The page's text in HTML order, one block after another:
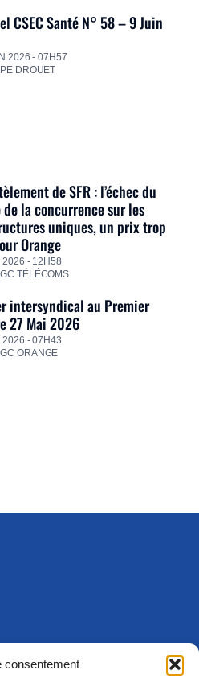
consentement
CSEC Santé N° 58 – 9 Juin
2026 - 07H57
DROUET
de SFR : l’échec du
de la concurrence sur les
uniques, un prix trop
Orange
2026 - 12H58
TÉLÉCOMS
intersyndical au Premier
27 Mai 2026
2026 - 07H43
ORANGE
Paris Cedex 15